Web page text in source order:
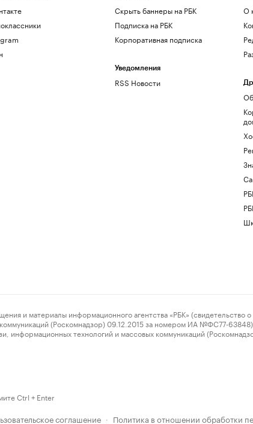
Скрыть баннеры на РБК
Подписка на РБК
Корпоративная подписка
Уведомления
RSS Новости
О
информационного агентства «РБК» (свидетельство о
(Роскомнадзор) 09.12.2015 за номером ИА №ФС77-63848)
информационных технологий и массовых коммуникаций
Ctrl + Enter
соглашение · Политика в отношении обработки